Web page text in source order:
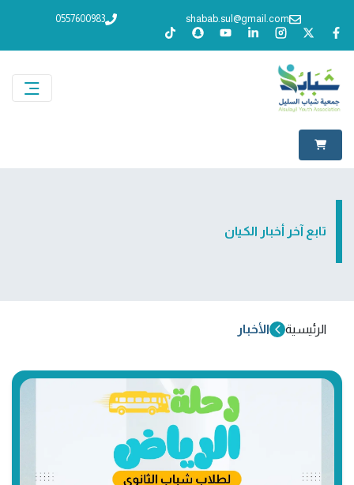
shabab.sul@gmail.com
0557600983
تابع آخر أخبار الكيان
الرئيسية الأخبار